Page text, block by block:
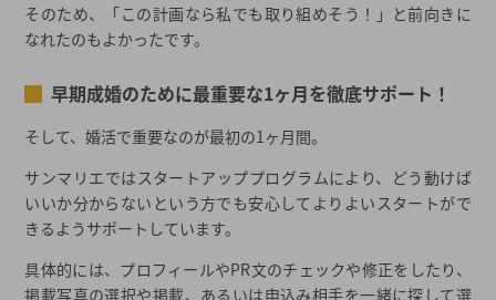
そのため、「この計画なら私でも取り組めそう！」と前向きに
なれたのもよかったです。
早期成婚のために最重要な1ヶ月を徹底サポート！
そして、婚活で重要なのが最初の1ヶ月間。
サンマリエではスタートアッププログラムにより、どう動けば
いいか分からないという方でも安心してよりよいスタートがで
きるようサポートしています。
具体的には、プロフィールやPR文のチェックや修正をしたり、
掲載写真の選択や掲載、あるいは申込み相手を一緒に探して選